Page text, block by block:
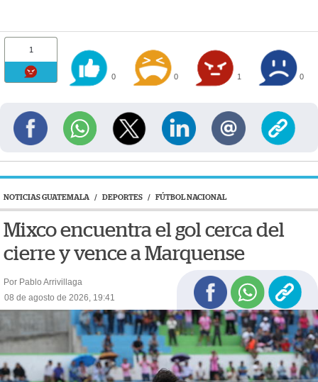
1
0 0 1 0
NOTICIAS GUATEMALA / DEPORTES / FÚTBOL NACIONAL
Mixco encuentra el gol cerca del
cierre y vence a Marquense
Por Pablo Arrivillaga
08 de agosto de 2026, 19:41